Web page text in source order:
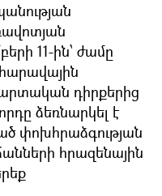
11-ին՝ ժամը
դիրքերից
ձեռնարկել է
փոխհրաձգության
հրազենային